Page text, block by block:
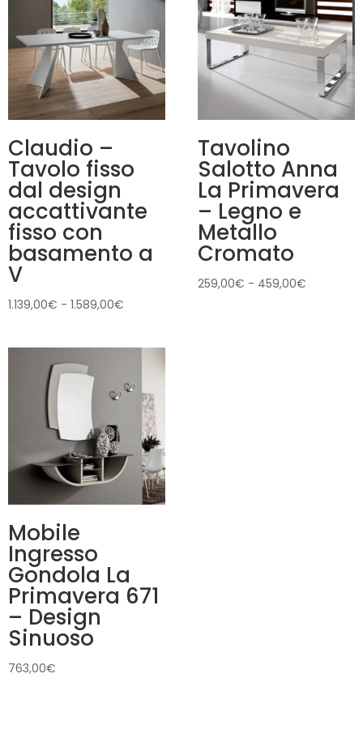
Claudio –
Tavolo fisso
dal design
accattivante
fisso con
basamento a
V
1.139,00€ - 1.589,00€
1.139,00€
a
1.589,00€
Tavolino
Salotto Anna
La Primavera
– Legno e
Metallo
Cromato
259,00€ - 459,00€
Mobile
Ingresso
Gondola La
Primavera 671
– Design
Sinuoso
763,00€